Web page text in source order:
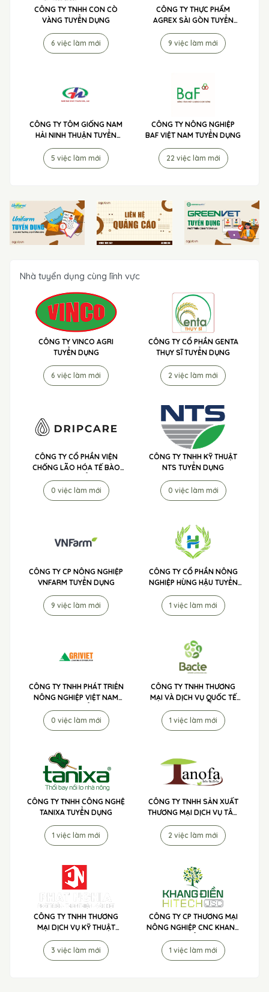
CÔNG TY TNHH CON CÒ
VÀNG TUYỂN DỤNG
6 việc làm mới
CÔNG TY THỰC PHẨM
AGREX SÀI GÒN TUYỂN
9 việc làm mới
CÔNG TY TÔM GIỐNG NAM
HẢI NINH THUẬN TUYỂN
5 việc làm mới
CÔNG TY NÔNG NGHIỆP
BAF VIỆT NAM TUYỂN DỤNG
22 việc làm mới
Nhà tuyển dụng cùng lĩnh vực
CÔNG TY VINCO AGRI
TUYỂN DỤNG
6 việc làm mới
CÔNG TY CỔ PHẦN GENTA
THỤY SĨ TUYỂN DỤNG
2 việc làm mới
CÔNG TY CỔ PHẦN VIỆN
CHỐNG LÃO HÓA TẾ BÀO
DRIPCARE TUYỂN DỤNG
0 việc làm mới
CÔNG TY TNHH KỸ THUẬT
NTS TUYỂN DỤNG
0 việc làm mới
CÔNG TY CP NÔNG NGHIỆP
VNFARM TUYỂN DỤNG
9 việc làm mới
CÔNG TY CỔ PHẦN NÔNG
NGHIỆP HÙNG HẬU TUYỂN
DỤNG
1 việc làm mới
CÔNG TY TNHH PHÁT TRIỂN
NÔNG NGHIỆP VIỆT NAM
(AGRIVIET) TUYỂN DỤNG
0 việc làm mới
CÔNG TY TNHH THƯƠNG
MẠI VÀ DỊCH VỤ QUỐC TẾ
TIP TO MÃ LAI TUYỂN DỤNG
1 việc làm mới
CÔNG TY TNHH CÔNG NGHỆ
TANIXA TUYỂN DỤNG
1 việc làm mới
CÔNG TY TNHH SẢN XUẤT
THƯƠNG MẠI DỊCH VỤ TÂN
NÔNG PHÁT - PHÂN BÓN 3
TỐT TUYỂN DỤNG
2 việc làm mới
CÔNG TY TNHH THƯƠNG
MẠI DỊCH VỤ KỸ THUẬT
NÔNG NGHIỆP PHÁT NGHĨA
TUYỂN DỤNG
3 việc làm mới
CÔNG TY CP THƯƠNG MẠI
NÔNG NGHIỆP CNC KHANG
ĐIỀN TUYỂN DỤNG
1 việc làm mới